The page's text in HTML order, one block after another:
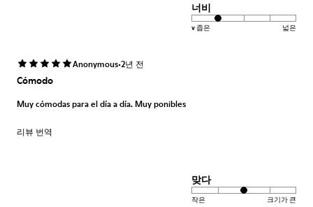
너비
v 좁은 넓은
Anonymous·2년 전
Cómodo
Muy cómodas para el día a día. Muy ponibles
리뷰 번역
맞다
작은 크기가 큰